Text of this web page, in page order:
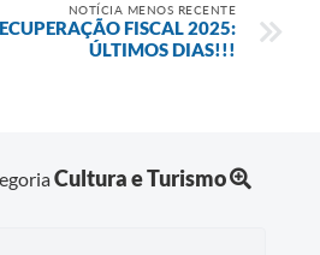
NOTÍCIA MENOS RECENTE
FISCAL 2025:
ÚLTIMOS DIAS!!!
Cultura e Turismo